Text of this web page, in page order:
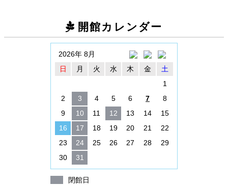
開館カレンダー
2026年 8月
日
月 火 水 木 金
土
1
2
3 4 5 6 7
8
9
10 11 12 13 14
15
16
17 18 19 20 21
22
23
24 25 26 27 28
29
30
31
閉館日